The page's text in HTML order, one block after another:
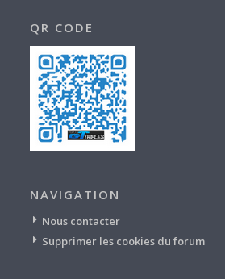
QR CODE
NAVIGATION
Nous contacter
Supprimer les cookies du forum